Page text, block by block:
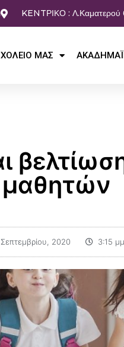
KENTΡΙΚΟ : Λ.Καματερού
ΜΑΣ
μαθητών
2020 3:15 μμ